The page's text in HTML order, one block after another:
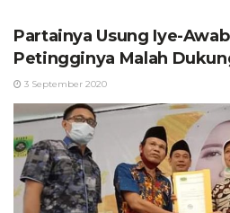
Partainya Usung Iye-
Petingginya Malah
3 September 2020